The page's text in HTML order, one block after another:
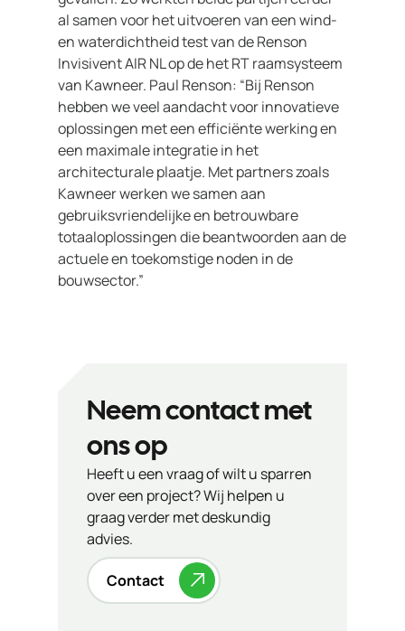
al samen voor het uitvoeren van een wind-
en waterdichtheid test van de Renson
Invisivent AIR NL op de het RT raamsysteem
van Kawneer. Paul Renson: “Bij Renson
hebben we veel aandacht voor innovatieve
oplossingen met een efficiënte werking en
een maximale integratie in het
architecturale plaatje. Met partners zoals
Kawneer werken we samen aan
gebruiksvriendelijke en betrouwbare
totaaloplossingen die beantwoorden aan de
actuele en toekomstige noden in de
bouwsector.”
Neem contact met
ons op
Heeft u een vraag of wilt u sparren
over een project? Wij helpen u
graag verder met deskundig
advies.
Contact